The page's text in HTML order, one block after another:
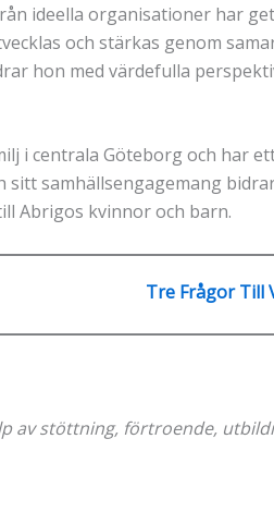
ideella organisationer har
och stärkas genom
hon med värdefulla
i centrala Göteborg och har
sitt samhällsengagemang
Abrigos kvinnor och barn.
Tre Frågor Till
av stöttning, förtroende,